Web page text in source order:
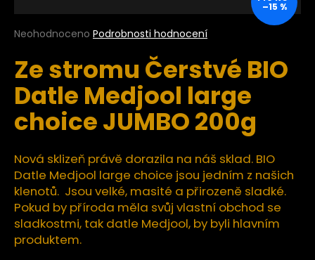
Průměrné
produktu
je
0,0
5
hvězdiček.
Neohodnoceno Podrobnosti hodnocení
Ze stromu Čerstvé BIO
Datle Medjool large
choice JUMBO 200g
Nová sklizeň právě dorazila na náš sklad. BIO
Datle Medjool large choice jsou jedním z našich
klenotů. Jsou velké, masité a přirozeně sladké.
Pokud by příroda měla svůj vlastní obchod se
sladkostmi, tak datle Medjool, by byli hlavním
produktem.
–15 %
a
j
t
?
HLEDAT
D
o